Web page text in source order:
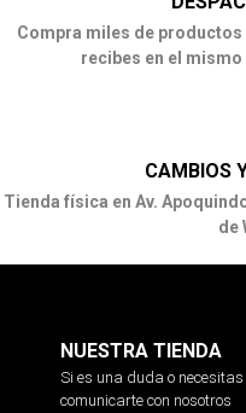
Compra miles de
recibes en el
CAMBIOS
Tienda física en Av.
de
NUESTRA TIENDA
Si es una duda o
comunicarte con nosotros